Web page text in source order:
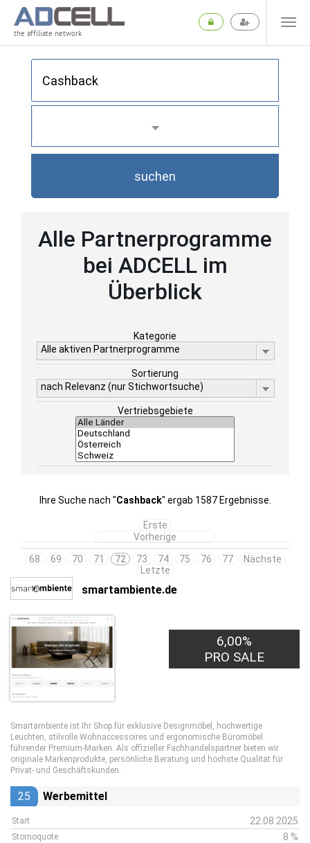
the affiliate network
suchen
Alle Partnerprogramme
bei ADCELL im
Überblick
Kategorie
Alle aktiven Partnerprogramme
Sortierung
nach Relevanz (nur Stichwortsuche)
Vertriebsgebiete
Ihre Suche nach "Cashback" ergab 1587 Ergebnisse.
Erste
Vorherige
68
69 70 71 72 73 74 75 76 77
Nächste
Letzte
smartambiente.de
6,00%
PRO SALE
Smartambiente ist Ihr Shop für exklusive Designmöbel, hochwertige
Leuchten, stilvolle Wohnaccessoires und ergonomische Büromöbel
führender Premium-Marken. Als offizieller Fachhandelspartner bieten wir
originale Markenprodukte, persönliche Beratung und höchste Qualität für
Privat- und Geschäftskunden.
25 Werbemittel
Start 22.08.2025
Stornoquote 8 %